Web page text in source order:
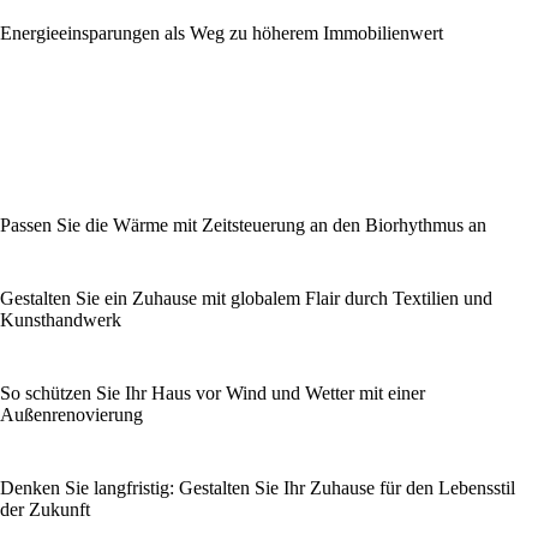
Energieeinsparungen als Weg zu höherem Immobilienwert
Passen Sie die Wärme mit Zeitsteuerung an den Biorhythmus an
Gestalten Sie ein Zuhause mit globalem Flair durch Textilien und
Kunsthandwerk
So schützen Sie Ihr Haus vor Wind und Wetter mit einer
Außenrenovierung
Denken Sie langfristig: Gestalten Sie Ihr Zuhause für den Lebensstil
der Zukunft